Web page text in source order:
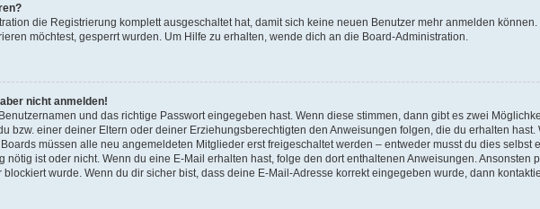
die Registrierung komplett ausgeschaltet hat, damit sich keine neuen Benutzer mehr anmelden
möchtest, gesperrt wurden. Um Hilfe zu erhalten, wende dich an die Board-Administration.
nicht anmelden!
und das richtige Passwort eingegeben hast. Wenn diese stimmen, dann gibt es zwei
bzw. einer deiner Eltern oder deiner Erziehungsberechtigten den Anweisungen folgen, die du erhalten
müssen alle neu angemeldeten Mitglieder erst freigeschaltet werden – entweder musst du dies selbst
nötig ist oder nicht. Wenn du eine E-Mail erhalten hast, folge den dort enthaltenen Anweisungen.
wurde. Wenn du dir sicher bist, dass deine E-Mail-Adresse korrekt eingegeben wurde, dann